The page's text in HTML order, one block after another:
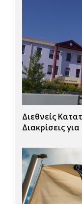
Διεθνείς
Διακρίσεις